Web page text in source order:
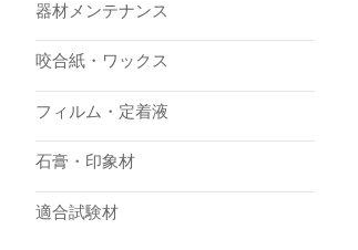
器材メンテナンス
咬合紙・ワックス
フィルム・定着液
石膏・印象材
適合試験材